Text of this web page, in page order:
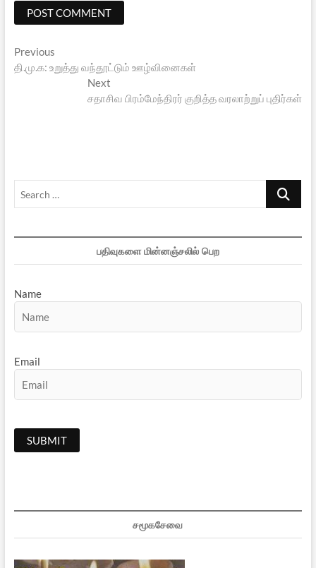
Post
navigation
PreviousPrevious
post:
தி.மு.க: உறுத்து வந்தூட்டும் ஊழ்வினைகள்
Next
post:
சதாசிவ பிரம்மேந்திரர் குறித்த வரலாற்றுப் புதிர்கள்
Search
பதிவுகளை மின்னஞ்சலில் பெற
Name
Email
சமூகசேவை